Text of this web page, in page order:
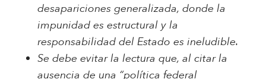
desapariciones generalizada, donde la
impunidad es estructural y la
responsabilidad del Estado es ineludible.
Se debe evitar la lectura que, al citar la
ausencia de una “política federal